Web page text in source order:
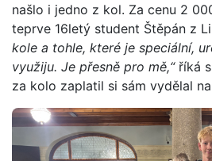
našlo i jedno z kol. Za cenu 2
teprve 16letý student Štěpán z
kole a tohle, které je speciální,
využiju. Je přesně pro mě,“říká s
za kolo zaplatil si sám vydělal